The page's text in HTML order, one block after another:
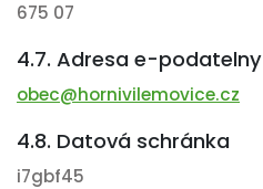
675 07
4.7. Adresa e-podatelny
obec@hornivilemovice.cz
4.8. Datová schránka
i7gbf45